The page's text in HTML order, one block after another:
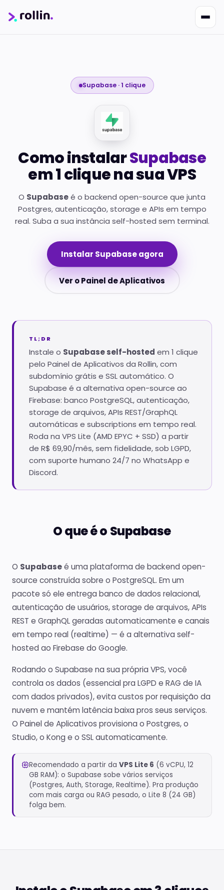
Supabase · 1 clique
Como instalarSupabase
em 1 clique na sua VPS
O Supabaseé o backend open-source que junta
Postgres, autenticação, storage e APIs em tempo
real. Suba a sua instância self-hosted sem terminal.
Instalar Supabase agora
Ver o Painel de Aplicativos
TL;DR
Instale o Supabase self-hosted em 1 clique
pelo Painel de Aplicativos da Rollin, com
subdomínio grátis e SSL automático. O
Supabase é a alternativa open-source ao
Firebase: banco PostgreSQL, autenticação,
storage de arquivos, APIs REST/GraphQL
automáticas e subscriptions em tempo real.
Roda na VPS Lite (AMD EPYC + SSD) a partir
de R$ 69,90/mês, sem fidelidade, sob LGPD,
com suporte humano 24/7 no WhatsApp e
Discord.
O que é o Supabase
O Supabaseé uma plataforma de backend open-
source construída sobre o PostgreSQL. Em um
pacote só ele entrega banco de dados relacional,
autenticação de usuários, storage de arquivos, APIs
REST e GraphQL geradas automaticamente e canais
em tempo real (realtime) — é a alternativa self-
hosted ao Firebase do Google.
Rodando o Supabase na sua própria VPS, você
controla os dados (essencial pra LGPD e RAG de IA
com dados privados), evita custos por requisição da
nuvem e mantém latência baixa pros seus serviços.
O Painel de Aplicativos provisiona o Postgres, o
Studio, o Kong e o SSL automaticamente.
Recomendado a partir da VPS Lite 6 (6 vCPU, 12
GB RAM): o Supabase sobe vários serviços
(Postgres, Auth, Storage, Realtime). Pra produção
com mais carga ou RAG pesado, o Lite 8 (24 GB)
folga bem.
Responde em ~2s · Atendimento 24/7